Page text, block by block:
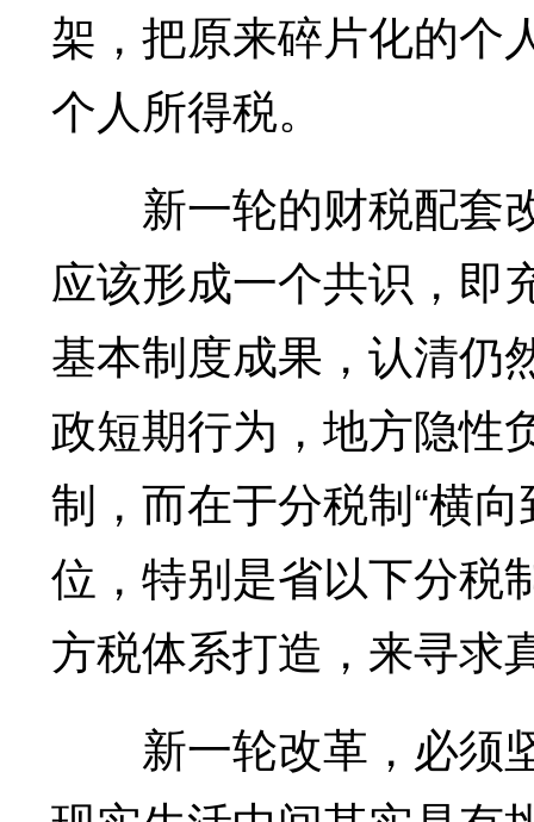
架，把原来碎片化的个
个人所得税。
新一轮的财税配套
应该形成一个共识，即
基本制度成果，认清仍
政短期行为，地方隐性
制，而在于分税制“横
位，特别是省以下分税
方税体系打造，来寻求
新一轮改革，必须